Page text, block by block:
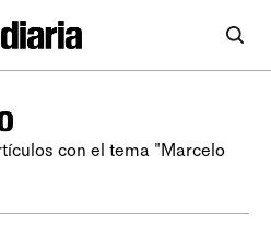
con el tema "Marcelo